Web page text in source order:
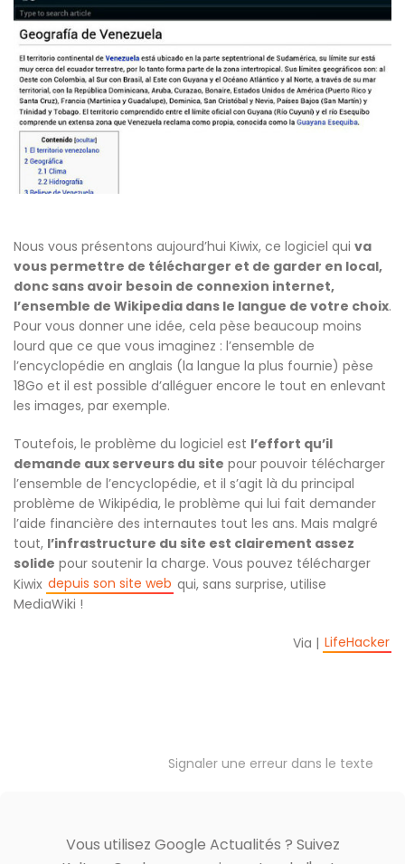
Nous vous présentons aujourd’hui Kiwix, ce logiciel qui va
vous permettre de télécharger et de garder en local,
donc sans avoir besoin de connexion internet,
l’ensemble de Wikipedia dans le langue de votre choix.
Pour vous donner une idée, cela pèse beaucoup moins
lourd que ce que vous imaginez : l’ensemble de
l’encyclopédie en anglais (la langue la plus fournie) pèse
18Go et il est possible d’alléguer encore le tout en enlevant
les images, par exemple.
Toutefois, le problème du logiciel est l’effort qu’il
demande aux serveurs du site pour pouvoir télécharger
l’ensemble de l’encyclopédie, et il s’agit là du principal
problème de Wikipédia, le problème qui lui fait demander
l’aide financière des internautes tout les ans. Mais malgré
tout, l’infrastructure du site est clairement assez
solide pour soutenir la charge. Vous pouvez télécharger
Kiwix depuis son site web qui, sans surprise, utilise
MediaWiki !
Via | LifeHacker
Signaler une erreur dans le texte
Vous utilisez Google Actualités ? Suivez